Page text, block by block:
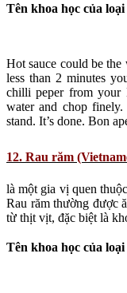
Tên khoa học của
Hot sauce could be
less than 2 minutes
chilli peper from your
water and chop
stand. It’s done. Bon
12. Rau răm
là một gia vị quen
Rau răm thường được
từ thịt vịt, đặc biệt là
Tên khoa học của